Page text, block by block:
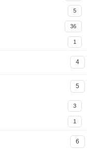
（ロゴ）を貼ること
Webサービス「ピ
メーカー」を公開し
を「.py」の
イベントで引数
ージョンアップ手
ォリオ】米国株記録
ドで標準出力をパ
ンドを実行
5
36
1
4
5
3
1
6